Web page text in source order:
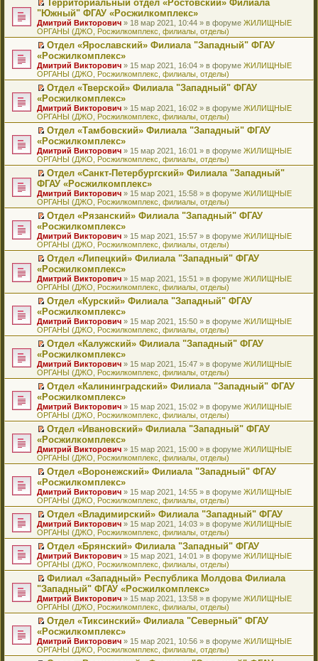
н
и
ю
о
о
б
щ
е
н
ю
н
о
м
у
с
о
б
щ
е
н
ю
ч
и
т
а
н
н
м
у
с
о
б
щ
е
н
ю
н
е
п
р
о
ч
т
а
н
н
м
у
с
о
б
щ
е
н
и
ю
р
в
о
м
у
н
п
р
о
ч
т
а
н
н
м
у
с
о
о
б
щ
е
н
ю
т
и
к
п
е
р
о
м
у
н
п
р
о
ч
т
а
н
н
о
м
у
с
о
б
щ
е
н
ю
П
е
р
е
й
т
к
п
е
р
о
м
у
н
п
р
о
ч
и
т
а
н
н
м
у
с
о
б
щ
е
н
ю
Территориальный отдел «Ростовский» Филиала
"Южный" ФГАУ «Росжилкомплекс»
Дмитрий Викторович » 18 мар 2021, 10:44 » в форуме ЖИЛИЩНЫЕ
ОРГАНЫ (ДЖО, Росжилкомплекс, филиалы, отделы)
П
р
е
й
т
к
п
е
р
о
м
у
н
е
п
р
о
ч
т
а
н
н
м
у
с
о
б
щ
е
н
ю
Отдел «Ярославский» Филиала "Западный" ФГАУ
«Росжилкомплекс»
Дмитрий Викторович » 15 мар 2021, 16:04 » в форуме ЖИЛИЩНЫЕ
ОРГАНЫ (ДЖО, Росжилкомплекс, филиалы, отделы)
П
р
е
й
т
к
п
е
р
в
о
м
у
н
п
р
о
ч
т
а
н
н
м
у
с
о
б
щ
е
н
ю
Отдел «Тверской» Филиала "Западный" ФГАУ
«Росжилкомплекс»
Дмитрий Викторович » 15 мар 2021, 16:02 » в форуме ЖИЛИЩНЫЕ
ОРГАНЫ (ДЖО, Росжилкомплекс, филиалы, отделы)
П
р
е
й
т
и
к
п
е
р
о
м
у
н
п
р
о
ч
т
а
н
н
м
у
с
о
б
щ
е
н
ю
Отдел «Тамбовский» Филиала "Западный" ФГАУ
«Росжилкомплекс»
Дмитрий Викторович » 15 мар 2021, 16:01 » в форуме ЖИЛИЩНЫЕ
ОРГАНЫ (ДЖО, Росжилкомплекс, филиалы, отделы)
П
е
р
е
й
т
к
п
е
р
о
м
у
н
п
р
о
ч
т
а
н
н
м
у
с
о
б
щ
е
н
ю
Отдел «Санкт-Петербургский» Филиала "Западный"
ФГАУ «Росжилкомплекс»
Дмитрий Викторович » 15 мар 2021, 15:58 » в форуме ЖИЛИЩНЫЕ
ОРГАНЫ (ДЖО, Росжилкомплекс, филиалы, отделы)
П
р
е
й
т
к
п
е
р
о
м
у
н
п
р
о
ч
т
а
н
н
м
у
с
о
б
щ
е
н
и
ю
Отдел «Рязанский» Филиала "Западный" ФГАУ
«Росжилкомплекс»
Дмитрий Викторович » 15 мар 2021, 15:57 » в форуме ЖИЛИЩНЫЕ
ОРГАНЫ (ДЖО, Росжилкомплекс, филиалы, отделы)
П
р
е
й
т
к
п
е
р
о
м
у
н
п
р
о
ч
т
а
н
н
м
у
с
о
о
б
щ
е
н
и
ю
Отдел «Липецкий» Филиала "Западный" ФГАУ
«Росжилкомплекс»
Дмитрий Викторович » 15 мар 2021, 15:51 » в форуме ЖИЛИЩНЫЕ
ОРГАНЫ (ДЖО, Росжилкомплекс, филиалы, отделы)
П
р
е
й
т
к
п
е
р
о
м
у
н
п
р
о
ч
т
а
н
н
о
м
у
с
о
о
б
щ
е
н
и
ю
Отдел «Курский» Филиала "Западный" ФГАУ
«Росжилкомплекс»
Дмитрий Викторович » 15 мар 2021, 15:50 » в форуме ЖИЛИЩНЫЕ
ОРГАНЫ (ДЖО, Росжилкомплекс, филиалы, отделы)
П
р
е
й
т
к
п
е
р
о
м
у
н
п
р
о
ч
и
т
а
н
н
о
м
у
с
о
о
б
щ
е
н
и
Отдел «Калужский» Филиала "Западный" ФГАУ
«Росжилкомплекс»
Дмитрий Викторович » 15 мар 2021, 15:47 » в форуме ЖИЛИЩНЫЕ
ОРГАНЫ (ДЖО, Росжилкомплекс, филиалы, отделы)
П
р
е
й
т
к
п
е
р
о
м
у
н
е
п
р
о
ч
и
т
а
н
н
о
м
у
с
о
о
Отдел «Калининградский» Филиала "Западный" ФГАУ
«Росжилкомплекс»
Дмитрий Викторович » 15 мар 2021, 15:02 » в форуме ЖИЛИЩНЫЕ
ОРГАНЫ (ДЖО, Росжилкомплекс, филиалы, отделы)
П
р
е
й
т
к
п
е
р
в
о
м
у
н
е
п
р
о
ч
и
т
а
н
н
о
Отдел «Ивановский» Филиала "Западный" ФГАУ
«Росжилкомплекс»
Дмитрий Викторович » 15 мар 2021, 15:00 » в форуме ЖИЛИЩНЫЕ
ОРГАНЫ (ДЖО, Росжилкомплекс, филиалы, отделы)
П
р
е
й
т
и
к
п
е
р
в
о
м
у
н
е
п
р
о
ч
и
Отдел «Воронежский» Филиала "Западный" ФГАУ
«Росжилкомплекс»
Дмитрий Викторович » 15 мар 2021, 14:55 » в форуме ЖИЛИЩНЫЕ
ОРГАНЫ (ДЖО, Росжилкомплекс, филиалы, отделы)
П
е
р
е
й
т
и
к
п
е
р
в
о
м
у
н
е
Отдел «Владимирский» Филиала "Западный" ФГАУ
Дмитрий Викторович » 15 мар 2021, 14:03 » в форуме ЖИЛИЩНЫЕ
ОРГАНЫ (ДЖО, Росжилкомплекс, филиалы, отделы)
П
е
р
е
й
т
и
к
п
е
р
в
о
Отдел «Брянский» Филиала "Западный" ФГАУ
Дмитрий Викторович » 15 мар 2021, 14:01 » в форуме ЖИЛИЩНЫЕ
ОРГАНЫ (ДЖО, Росжилкомплекс, филиалы, отделы)
П
е
р
е
й
т
к
п
Филиал «Западный» Республика Молдова Филиала
"Западный" ФГАУ «Росжилкомплекс»
Дмитрий Викторович » 15 мар 2021, 13:58 » в форуме ЖИЛИЩНЫЕ
ОРГАНЫ (ДЖО, Росжилкомплекс, филиалы, отделы)
П
р
е
Отдел «Тиксинский» Филиала "Северный" ФГАУ
«Росжилкомплекс»
Дмитрий Викторович » 15 мар 2021, 10:56 » в форуме ЖИЛИЩНЫЕ
ОРГАНЫ (ДЖО, Росжилкомплекс, филиалы, отделы)